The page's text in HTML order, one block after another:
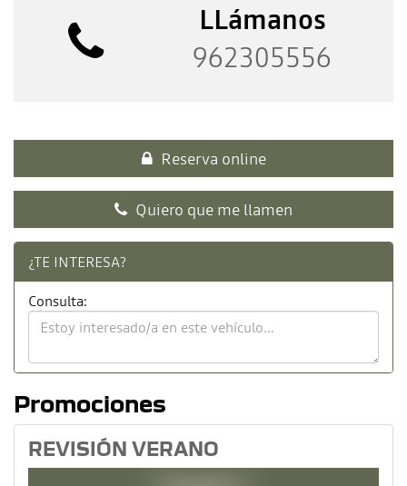
LLámanos
962305556
Reserva online
Quiero que me llamen
¿TE INTERESA?
Consulta:
Promociones
REVISIÓN VERANO